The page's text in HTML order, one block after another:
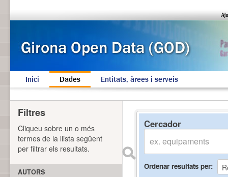
Inici Dades Entitats, àrees i serveis
Cercador
Ordenar resultats per
Filtres
Cliqueu sobre un o més
termes de la llista següent
per filtrar els resultats.
AUTORS